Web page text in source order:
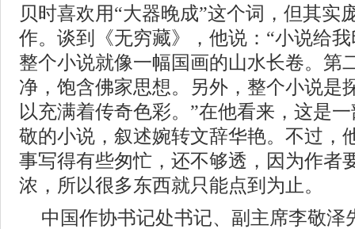
贝时喜欢用“大器晚成”这个词，但其实
作。谈到《无穷藏》，他说：“小说给
整个小说就像一幅国画的山水长卷。第
净，饱含佛家思想。另外，整个小说是
以充满着传奇色彩。”在他看来，这是
敬的小说，叙述婉转文辞华艳。不过，
事写得有些匆忙，还不够透，因为作者
浓，所以很多东西就只能点到为止。
中国作协书记处书记、副主席李敬泽